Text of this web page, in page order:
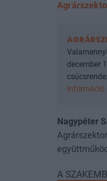
december
Információ
Nagypéter
Agrárszektor
A